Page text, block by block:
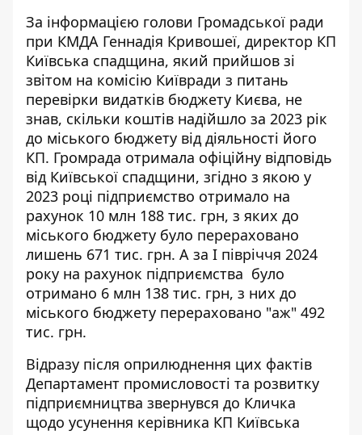
За інформацією голови Громадської ради
при КМДА Геннадія Кривошеї, директор КП
Київська спадщина, який прийшов зі
звітом на комісію Київради з питань
перевірки видатків бюджету Києва, не
знав, скільки коштів надійшло за 2023 рік
до міського бюджету від діяльності його
КП. Громрада отримала офіційну відповідь
від Київської спадщини, згідно з якою у
2023 році підприємство отримало на
рахунок 10 млн 188 тис. грн, з яких до
міського бюджету було перераховано
лишень 671 тис. грн. А за I півріччя 2024
року на рахунок підприємства було
отримано 6 млн 138 тис. грн, з них до
міського бюджету перераховано "аж" 492
тис. грн.
Відразу після оприлюднення цих фактів
Департамент промисловості та розвитку
підприємництва звернувся до Кличка
щодо усунення керівника КП Київська